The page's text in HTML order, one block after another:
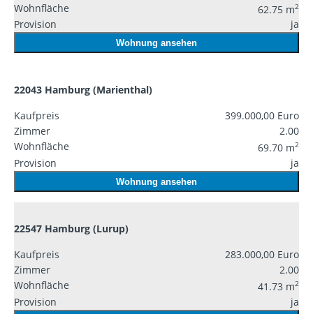
Wohnfläche
62.75 m2
Provision ja
Wohnung ansehen
22043 Hamburg (Marienthal)
Kaufpreis
399.000,00 Euro
Zimmer
2.00
Wohnfläche
69.70 m2
Provision ja
Wohnung ansehen
22547 Hamburg (Lurup)
Kaufpreis
283.000,00 Euro
Zimmer
2.00
Wohnfläche
41.73 m2
Provision ja